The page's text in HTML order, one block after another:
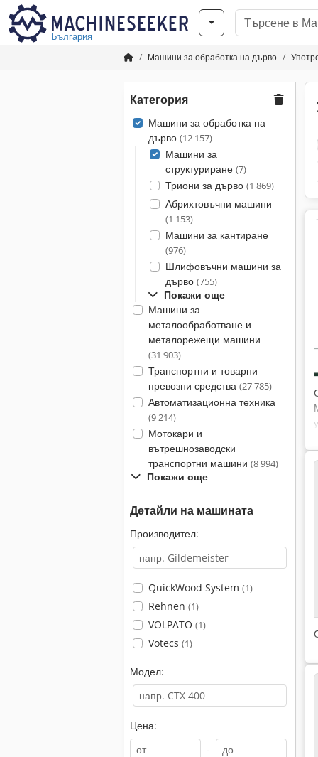
България
Машини за обработка на дърво
Категория
Машини за обработка на
дърво (12 157)
Машини за
структуриране (7)
Триони за дърво (1 869)
Абрихтовъчни машини
(1 153)
Машини за кантиране
(976)
Шлифовъчни машини за
дърво (755)
Покажи още
Машини за
металообработване и
металорежещи машини
(31 903)
Транспортни и товарни
превозни средства (27 785)
Автоматизационна техника
(9 214)
Мотокари и
вътрешнозаводски
транспортни машини (8 994)
Покажи още
Детайли на машината
Производител:
QuickWood System (1)
Rehnen (1)
VOLPATO (1)
Votecs (1)
Модел:
Цена:
-